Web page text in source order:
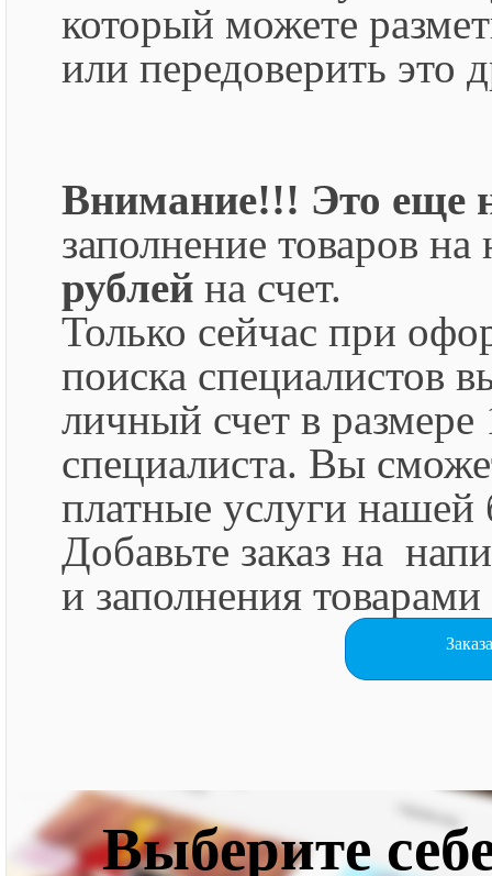
который можете
или передоверить это
Внимание!!! Это еще
заполнение товаров
рублей на счет.
Только сейчас при
поиска специалистов
личный счет в
специалиста. Вы
платные услуги
Добавьте заказ на
и заполнения
Выберите